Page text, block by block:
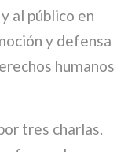
al público en
y defensa
humanos
tres charlas.